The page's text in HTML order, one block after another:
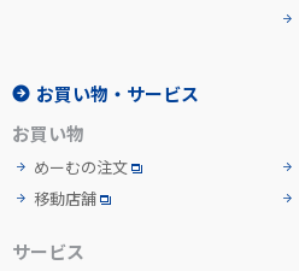
お買い物・サービス
お買い物
めーむの注文
移動店舗
サービス